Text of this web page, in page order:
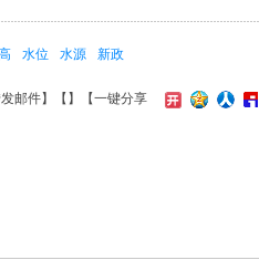
水位 水源 新政
邮件】【 】 【一键分享